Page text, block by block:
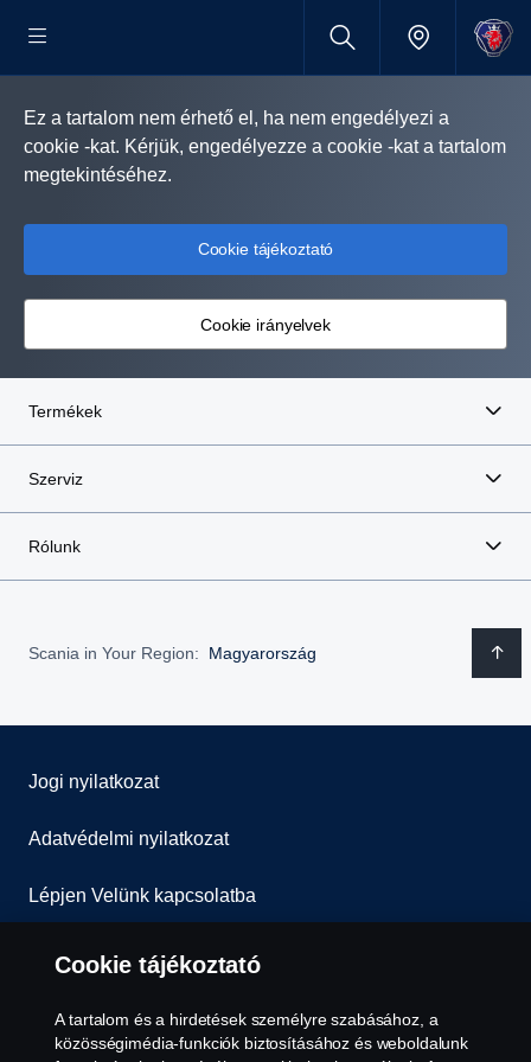
Ez a tartalom nem érhető el, ha nem engedélyezi a
cookie -kat. Kérjük, engedélyezze a cookie -kat a tartalom
megtekintéséhez.
Cookie tájékoztató
Cookie irányelvek
Termékek
Szerviz
Rólunk
Scania in Your Region: Magyarország
Jogi nyilatkozat
Adatvédelmi nyilatkozat
Lépjen Velünk kapcsolatba
Általános Szerződési Feltételek
Visszaélés-bejelentés
Cookie tájékoztató
A tartalom és a hirdetések személyre szabásához, a
közösségimédia-funkciók biztosításához és weboldalunk